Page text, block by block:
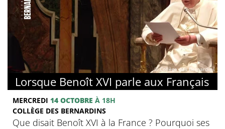
© Collège des Bernardins
Lorsque Benoît XVI parle aux Français
MERCREDI 14 OCTOBRE À 18H
COLLÈGE DES BERNARDINS
Que disait Benoît XVI à la France ? Pourquoi ses